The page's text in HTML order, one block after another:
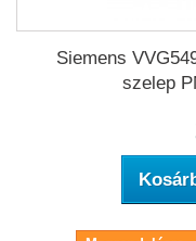
Siemens
szelep